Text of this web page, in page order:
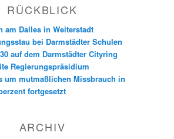
RÜCKBLICK
am Dalles in Weiterstadt
bei Darmstädter Schulen
auf dem Darmstädter Cityring
Regierungspräsidium
um mutmaßlichen Missbrauch in
fortgesetzt
ARCHIV